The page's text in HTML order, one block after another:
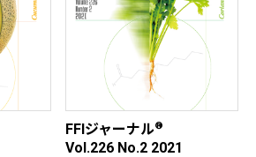
FFIジャーナル®
Vol.226 No.2 2021